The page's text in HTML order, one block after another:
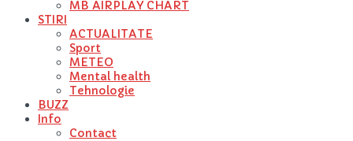
MB AIRPLAY CHART
STIRI
ACTUALITATE
Sport
METEO
Mental health
Tehnologie
BUZZ
Info
Contact